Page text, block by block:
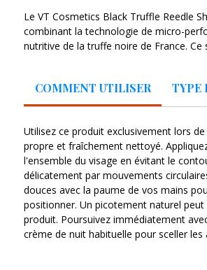
Le VT Cosmetics Black Truffle Reedle
combinant la technologie de micro-
nutritive de la truffe noire de France.
canaux d'absorption et délivrer les
action antioxydante et régénérante
de fermeté et le teint terne en stimulant
production naturelle de collagène.
Dès l'application, vous ressentirez un
signe que les micro-aiguilles agissent
resserrer les pores et infuser les
visiblement plus ferme, repulpée et
COMMENT UTILISER TYPE
Utilisez ce produit exclusivement lors
propre et fraîchement nettoyé.
l'ensemble du visage en évitant le
délicatement par mouvements
douces avec la paume de vos mains
positionner. Un picotement naturel
produit. Poursuivez immédiatement
crème de nuit habituelle pour sceller les